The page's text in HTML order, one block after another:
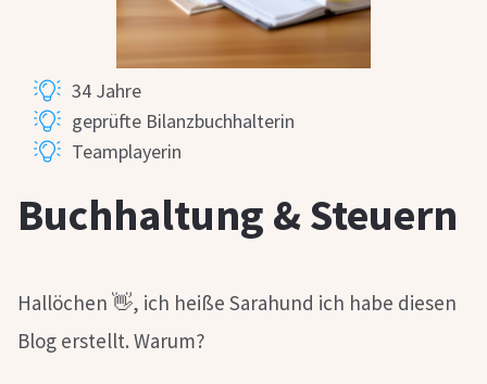
Buchhaltung & Steuern
Hallöchen 👋, ich heiße Sarahund ich habe diesen
Blog erstellt. Warum?
34 Jahre
geprüfte Bilanzbuchhalterin
Teamplayerin